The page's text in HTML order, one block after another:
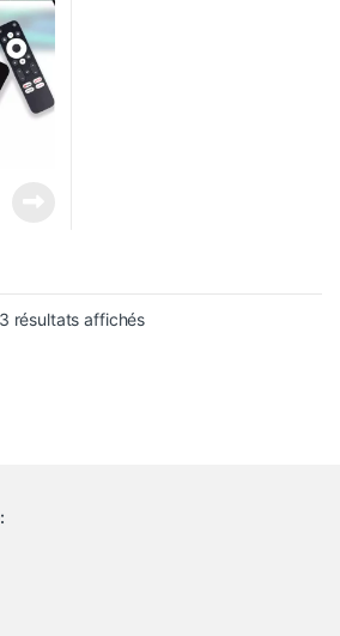
3 résultats affichésTrié du plus récent au